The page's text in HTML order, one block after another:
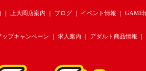
上大岡店案内 ブログ イベント情報
GAME
ップキャンペーン 求人案内 アダルト商品情報